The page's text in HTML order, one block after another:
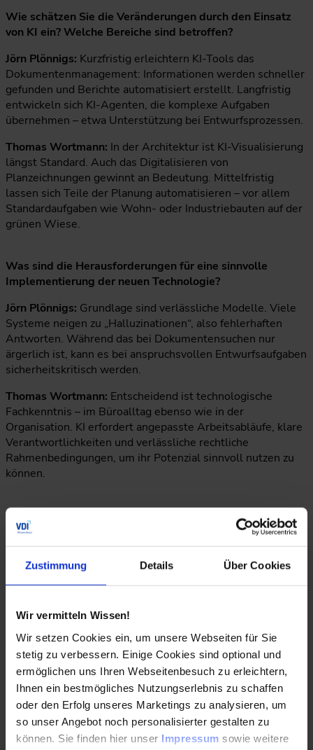
Zustimmung Details Über Cookies
Wir vermitteln Wissen!
Wir setzen Cookies ein, um unsere Webseiten für Sie
stetig zu verbessern. Einige Cookies sind optional und
ermöglichen uns Ihren Webseitenbesuch zu erleichtern,
Ihnen ein bestmögliches Nutzungserlebnis zu schaffen
oder den Erfolg unseres Marketings zu analysieren, um
so unser Angebot noch personalisierter gestalten zu
können. Sie finden hier unser Impressum sowie weitere
Wie schätzen Sie die Veränderungen durch den Einsatz
von KI ein? Welche Bereiche sind betroffen?
Jörn Plönnigs: Kurzfristig erleichtern KI-Tools das
Dokumentenmanagement: Informationen werden schneller
gefunden und Berichte automatisiert erstellt. Langfristig
entwickeln sich KI-Agenten, die komplexe Aufgaben
übernehmen – etwa Unterstützung bei Entwurfsprozessen.
Thomas Wortmann: In der Architektur ist KI-Visualisierung
längst Standard. Auch das Digitalisieren von
Planzeichnungen gewinnt an Bedeutung. Mittelfristig
lassen sich Teile der Planung automatisieren – vor allem
Standardaufgaben wie Wohn- oder Industriebauten auf der
grünen Wiese.
Was sind die Herausforderungen für eine sinnvolle
Implementierung der neuen Technologie?
Jörn Plönnigs: Grundlage sind verlässliche Modelle. Viele
Systeme neigen zu „Halluzinationen“, also fehlerhaften
Antworten. Während das bei Dokumentensuchen nur
ärgerlich ist, kann es bei anspruchsvollen Entwurfsaufgaben
sicherheitskritisch werden.
Thomas Wortmann: Entscheidend ist technologische
Fachkenntnis – im Büroalltag ebenso wie in der
Organisation. KI erfordert angepasste Arbeitsabläufe, klare
Verantwortlichkeiten und verlässliche rechtliche
Rahmenbedingungen, um ihr Potenzial sinnvoll nutzen zu
können.
Wie können Fach- und Führungskräfte den
technologischen Wandel aktiv mitgestalten?
Jörn Plönnigs:
Entscheidend ist Offenheit. KI wird von
Mitarbeitenden oft ohnehin genutzt – auch ohne offizielle
Vorgaben. Führungskräfte sollten deshalb aktiv den Dialog
definieren, wo KI sinnvoll eingesetzt wird.
Thomas Wortmann:Digitale Grundkenntnisse sind für alle
Planenden Pflicht. Programmierkenntnisse erleichtern den
Zugang zu Technologien zusätzlich. Wichtig sind neue
Fachkräfte mit technologischem Spezialwissen – und
Universitäten, die diese Kompetenzen stärker fördern.